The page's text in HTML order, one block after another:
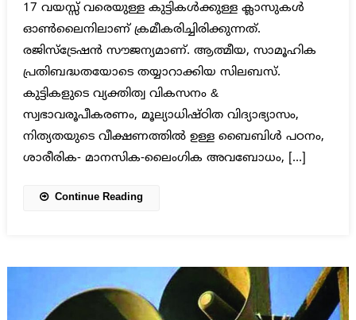
17 വയസ്സ് വരെയുള്ള കുട്ടികൾക്കുള്ള ക്ലാസുകൾ
ഓൺലൈനിലാണ് ക്രമീകരിച്ചിരിക്കുന്നത്.
രജിസ്ട്രേഷൻ സൗജന്യമാണ്. ആത്മീയ, സാമൂഹിക
പ്രതിബദ്ധതയോടെ തയ്യാറാക്കിയ സിലബസ്.
കുട്ടികളുടെ വ്യക്തിത്വ വികസനം &
സ്വഭാവരൂപീകരണം, മൂല്യാധിഷ്ഠിത വിദ്യാഭ്യാസം,
നിത്യതയുടെ വീക്ഷണത്തിൽ ഉള്ള ബൈബിൾ പഠനം,
ശാരീരിക- മാനസിക-ലൈംഗിക അവബോധം, […]
Continue Reading